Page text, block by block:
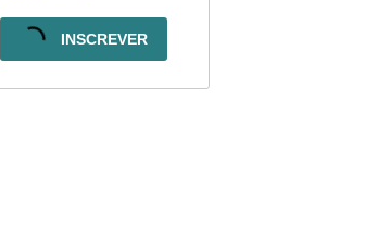
INSCREVER